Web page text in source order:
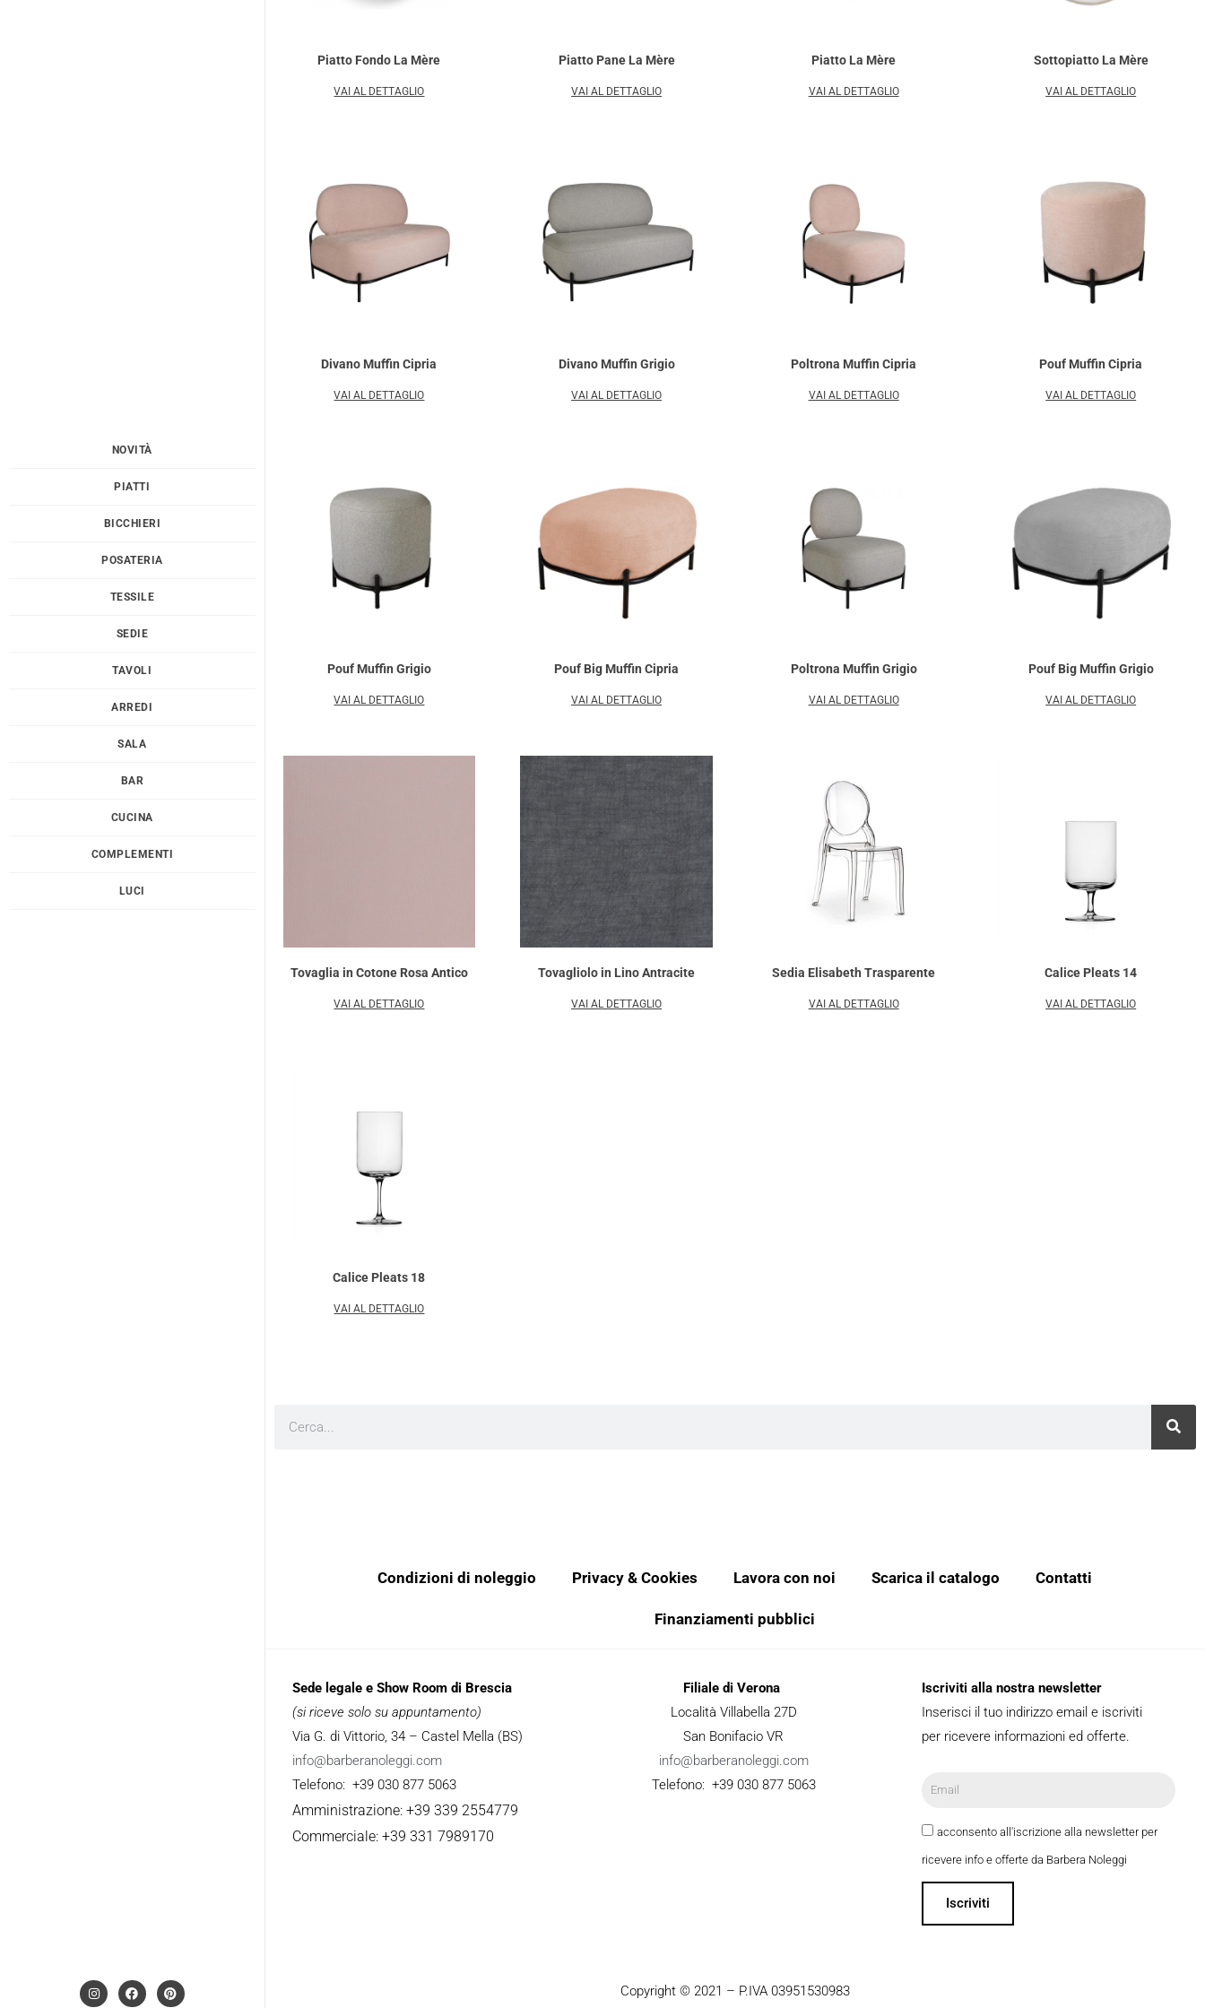
NOVITÀ
PIATTI
BICCHIERI
POSATERIA
TESSILE
SEDIE
TAVOLI
ARREDI
SALA
BAR
CUCINA
COMPLEMENTI
LUCI
I
n
F
a
P
i
Piatto Fondo La Mère
VAI AL DETTAGLIO
Piatto Pane La Mère
VAI AL DETTAGLIO
Piatto La Mère
VAI AL DETTAGLIO
Sottopiatto La Mère
VAI AL DETTAGLIO
Divano Muffin Cipria
VAI AL DETTAGLIO
Divano Muffin Grigio
VAI AL DETTAGLIO
Poltrona Muffin Cipria
VAI AL DETTAGLIO
Pouf Muffin Cipria
VAI AL DETTAGLIO
Pouf Muffin Grigio
VAI AL DETTAGLIO
Pouf Big Muffin Cipria
VAI AL DETTAGLIO
Poltrona Muffin Grigio
VAI AL DETTAGLIO
Pouf Big Muffin Grigio
VAI AL DETTAGLIO
Tovaglia in Cotone Rosa Antico
VAI AL DETTAGLIO
Tovagliolo in Lino Antracite
VAI AL DETTAGLIO
Sedia Elisabeth Trasparente
VAI AL DETTAGLIO
Calice Pleats 14
VAI AL DETTAGLIO
Calice Pleats 18
VAI AL DETTAGLIO
Condizioni di noleggio Privacy & Cookies Lavora con noi Scarica il catalogo Contatti
Finanziamenti pubblici
Sede legale e Show Room di Brescia
(si riceve solo su appuntamento)
Via G. di Vittorio, 34 – Castel Mella (BS)
info@barberanoleggi.com
Telefono: +39 030 877 5063
Amministrazione: +39 339 2554779
Commerciale: +39 331 7989170
Filiale di Verona
Località Villabella 27D
San Bonifacio VR
info@barberanoleggi.com
Telefono: +39 030 877 5063
Iscriviti alla nostra newsletter
Inserisci il tuo indirizzo email e iscriviti
per ricevere informazioni ed offerte.
acconsento all'iscrizione alla newsletter per
ricevere info e offerte da Barbera Noleggi
Iscriviti
Copyright © 2021 – P.IVA 03951530983